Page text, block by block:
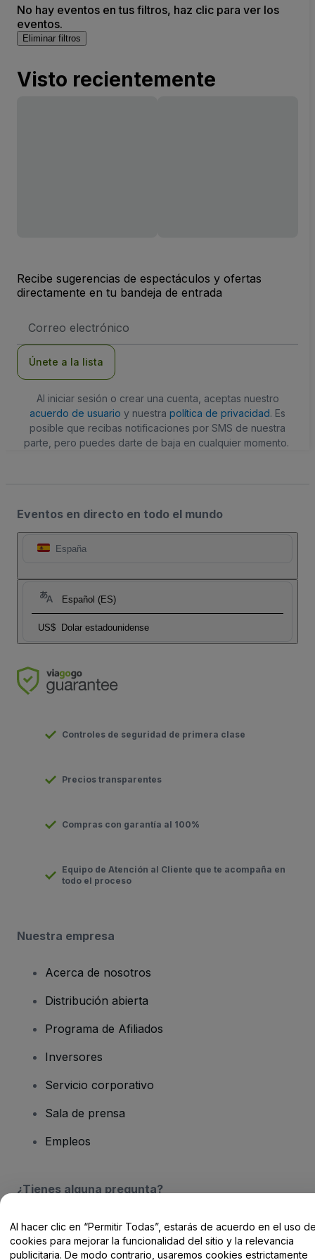
No hay eventos en tus filtros, haz clic para ver los
eventos.
Eliminar filtros
Visto recientemente
Recibe sugerencias de espectáculos y ofertas
directamente en tu bandeja de entrada
de
Únete a la lista
Al iniciar sesión o crear una cuenta, aceptas nuestro
acuerdo de usuario y nuestra política de privacidad. Es
posible que recibas notificaciones por SMS de nuestra
parte, pero puedes darte de baja en cualquier momento.
Eventos en directo en todo el mundo
España
Español (ES)
US$ Dolar estadounidense
Controles de seguridad de primera clase
Precios transparentes
Compras con garantía al 100%
Equipo de Atención al Cliente que te acompaña en
todo el proceso
Nuestra empresa
Acerca de nosotros
Distribución abierta
Programa de Afiliados
Inversores
Servicio corporativo
Sala de prensa
Empleos
¿Tienes alguna pregunta?
Centro de Ayuda / Contacto
Al hacer clic en “Permitir Todas”, estarás de acuerdo en el uso
cookies para mejorar la funcionalidad del sitio y la relevancia
publicitaria. De modo contrario, usaremos cookies estrictamente